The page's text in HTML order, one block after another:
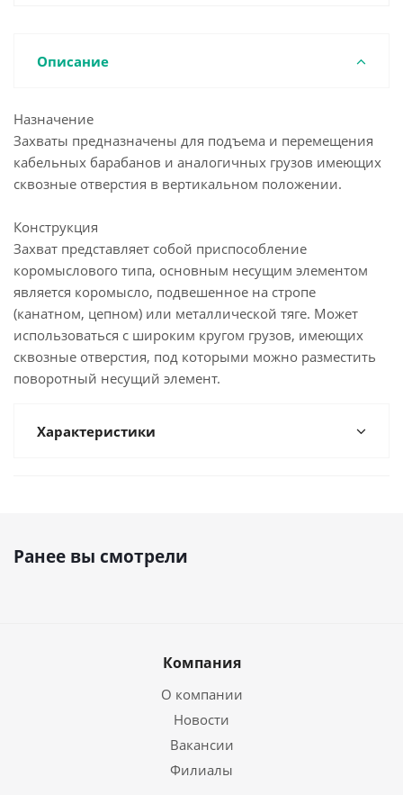
Описание
Назначение
Захваты предназначены для подъема и перемещения
кабельных барабанов и аналогичных грузов имеющих
сквозные отверстия в вертикальном положении.
Конструкция
Захват представляет собой приспособление
коромыслового типа, основным несущим элементом
является коромысло, подвешенное на стропе
(канатном, цепном) или металлической тяге. Может
использоваться с широким кругом грузов, имеющих
сквозные отверстия, под которыми можно разместить
поворотный несущий элемент.
Характеристики
Ранее вы смотрели
Компания
О компании
Новости
Вакансии
Филиалы